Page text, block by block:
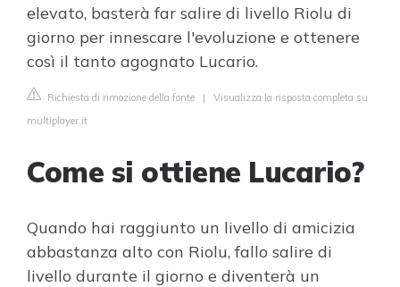
elevato, basterà far salire di livello Riolu di
giorno per innescare l'evoluzione e ottenere
così il tanto agognato Lucario.
Richiesta di rimozione della fonte | Visualizza la risposta completa su
multiplayer.it
Come si ottiene Lucario?
Quando hai raggiunto un livello di amicizia
abbastanza alto con Riolu, fallo salire di
livello durante il giorno e diventerà un